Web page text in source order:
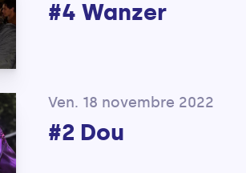
#4 Wanzer
Ven. 18 novembre 2022
#2 Dou